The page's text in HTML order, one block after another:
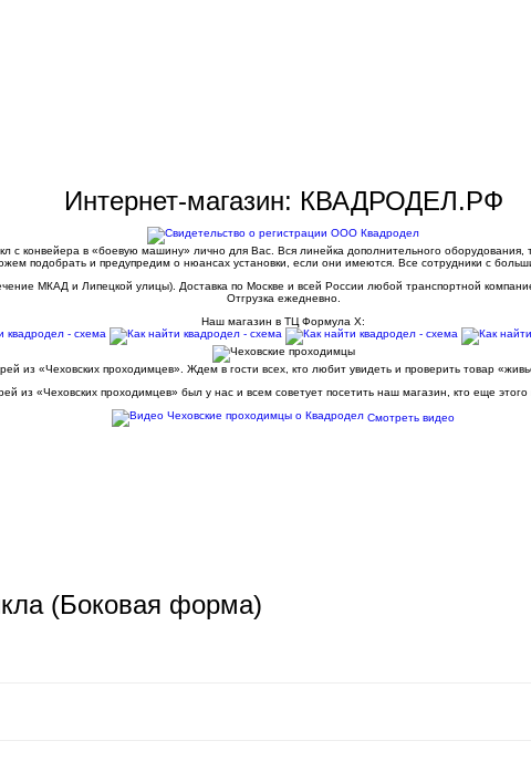
Интернет-магазин: КВАДРОДЕЛ.РФ
с конвейера в «боевую машину» лично для Вас. Вся линейка дополнительного
подобрать и предупредим о нюансах установки, если они имеются. Все сотрудники с
МКАД и Липецкой улицы). Доставка по Москве и всей России любой транспортной
Отгрузка ежедневно.
Наш магазин в ТЦ Формула Х:
из «Чеховских проходимцев». Ждем в гости всех, кто любит увидеть и проверить товар
из «Чеховских проходимцев» был у нас и всем советует посетить наш магазин, кто еще
Смотреть видео
(Боковая форма)